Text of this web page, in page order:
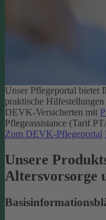
Unser Pflegeportal bietet
praktische
DEVK-Versicherten mit
Pflegeassistance (Tarif
Zum DEVK-Pflegeportal
Unsere
Altersvorsorge